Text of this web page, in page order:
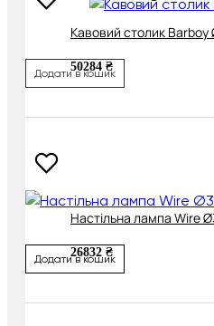
Кавовий столик Barboy
50284 ₴
Додати в кошик
Настільна лампа Wire
26832 ₴
Додати в кошик